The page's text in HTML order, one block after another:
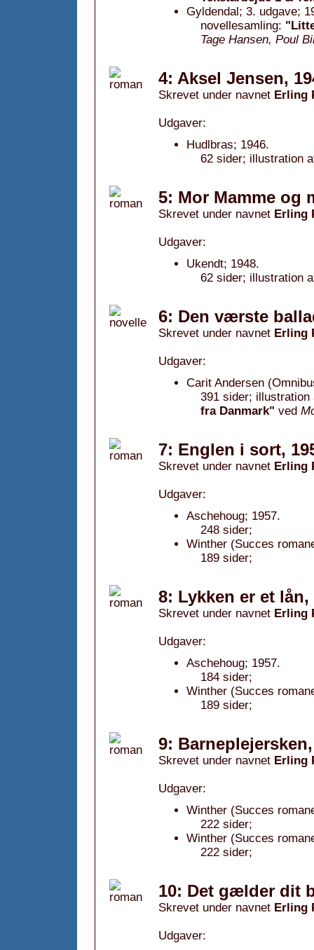
Gyldendal; 3. udgave;
novellesamling:
Tage Hansen, Poul
4: Aksel Jensen,
Skrevet under navnet Erling
Udgaver:
Hudlbras; 1946.
62 sider; illustration
5: Mor Mamme og
Skrevet under navnet Erling
Udgaver:
Ukendt; 1948.
62 sider; illustration
6: Den værste
Skrevet under navnet Erling
Udgaver:
Carit Andersen
391 sider;
fra Danmark" ved
7: Englen i sort,
Skrevet under navnet Erling
Udgaver:
Aschehoug; 1957.
248 sider;
Winther (Succes
189 sider;
8: Lykken er et lån,
Skrevet under navnet Erling
Udgaver:
Aschehoug; 1957.
184 sider;
Winther (Succes
189 sider;
9:
Skrevet under navnet Erling
Udgaver:
Winther (Succes
222 sider;
Winther (Succes
222 sider;
10: Det gælder dit
Skrevet under navnet Erling
Udgaver: